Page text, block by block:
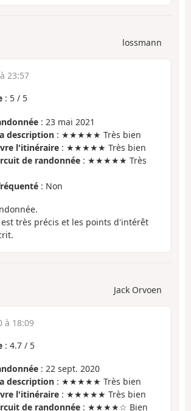
lossmann
23:57
: 5 / 5
: 23 mai 2021
description : ★★★★★ Très bien
l'itinéraire : ★★★★★ Très bien
de randonnée : ★★★★★ Très
: Non
très précis et les points d'intérêt
Jack Orvoen
à 18:09
: 4.7 / 5
: 22 sept. 2020
description : ★★★★★ Très bien
l'itinéraire : ★★★★★ Très bien
de randonnée : ★★★★☆ Bien